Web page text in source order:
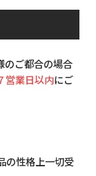
のご都合の場合
営業日以内にご
の性格上一切受